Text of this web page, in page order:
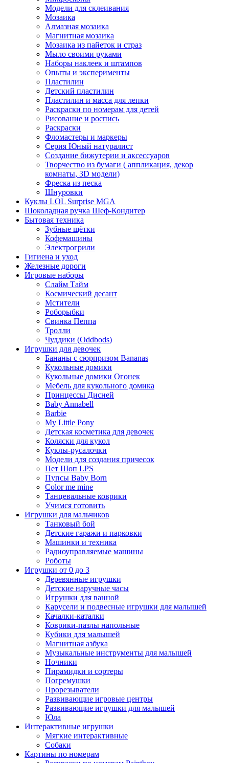
Модели для склеивания
Мозаика
Алмазная мозаика
Магнитная мозаика
Мозаика из пайеток и страз
Мыло своими руками
Наборы наклеек и штампов
Опыты и эксперименты
Пластилин
Детский пластилин
Пластилин и масса для лепки
Раскраски по номерам для детей
Рисование и роспись
Раскраски
Фломастеры и маркеры
Серия Юный натуралист
Создание бижутерии и аксессуаров
Творчество из бумаги ( аппликация, декор
комнаты, 3D модели)
Фреска из песка
Шнуровки
Куклы LOL Surprise MGA
Шоколадная ручка Шеф-Кондитер
Бытовая техника
Зубные щётки
Кофемашины
Электрогрили
Гигиена и уход
Железные дороги
Игровые наборы
Слайм Тайм
Космический десант
Мстители
Роборыбки
Свинка Пеппа
Тролли
Чуддики (Oddbods)
Игрушки для девочек
Бананы с сюрпризом Bananas
Кукольные домики
Кукольные домики Огонек
Мебель для кукольного домика
Принцессы Дисней
Baby Annabell
Barbie
My Little Pony
Детская косметика для девочек
Коляски для кукол
Куклы-русалочки
Модели для создания причесок
Пет Шоп LPS
Пупсы Baby Born
Сolor me mine
Танцевальные коврики
Учимся готовить
Игрушки для мальчиков
Танковый бой
Детские гаражи и парковки
Машинки и техника
Радиоуправляемые машины
Роботы
Игрушки от 0 до 3
Деревянные игрушки
Детские наручные часы
Игрушки для ванной
Карусели и подвесные игрушки для малышей
Качалки-каталки
Коврики-пазлы напольные
Кубики для малышей
Магнитная азбука
Музыкальные инструменты для малышей
Ночники
Пирамидки и сортеры
Погремушки
Прорезыватели
Развивающие игровые центры
Развивающие игрушки для малышей
Юла
Интерактивные игрушки
Мягкие интерактивные
Собаки
Картины по номерам